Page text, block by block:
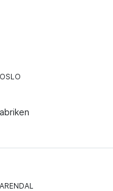
OSLO
ARENDAL